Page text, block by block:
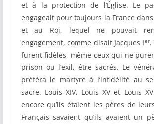
et à la protection de l’Église. Le
engageait pour toujours la France dans
et au Roi, lequel ne pouvait
engagement, comme disait Jacques Ier.
furent fidèles, même ceux qui ne
prison ou l’exil, être sacrés. Le
préféra le martyre à l’infidélité au
sacre. Louis XIV, Louis XV et Louis
encore qu’ils étaient les pères de
Français savaient qu’ils avaient un